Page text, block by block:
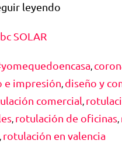
leyendo
SOLAR
,
e impresión, diseño y
comercial,
, rotulación de oficinas,
, rotulación en valencia